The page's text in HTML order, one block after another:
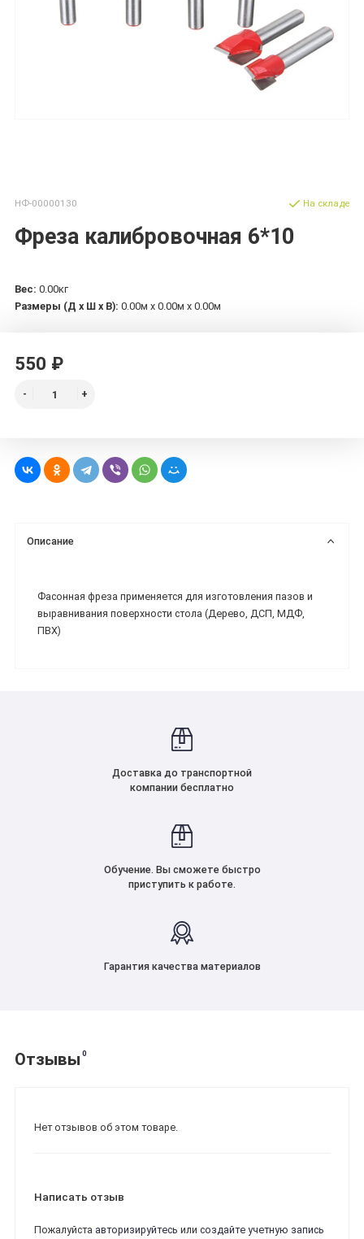
НФ-00000130
Фреза калибровочная 6*10
На складе
Вес: 0.00кг
Размеры (Д х Ш х В): 0.00м x 0.00м x 0.00м
550 ₽
Описание
Фасонная фреза применяется для изготовления пазов и
выравнивания поверхности стола (Дерево, ДСП, МДФ,
ПВХ)
Доставка до транспортной
компании бесплатно
Обучение. Вы сможете быстро
приступить к работе.
Гарантия качества материалов
Отзывы 0
Нет отзывов об этом товаре.
Написать отзыв
Пожалуйста авторизируйтесь или создайте учетную запись